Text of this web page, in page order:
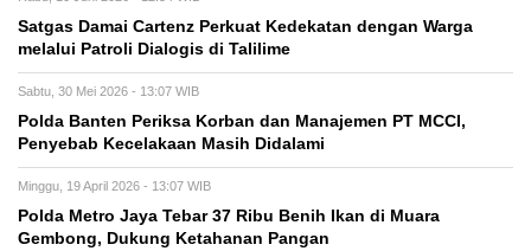
Satgas Damai Cartenz Perkuat Kedekatan dengan Warga
melalui Patroli Dialogis di Talilime
Sabtu, 30 Mei 2026 - 13:07 WIB
Polda Banten Periksa Korban dan Manajemen PT MCCI,
Penyebab Kecelakaan Masih Didalami
Minggu, 19 April 2026 - 13:07 WIB
Polda Metro Jaya Tebar 37 Ribu Benih Ikan di Muara
Gembong, Dukung Ketahanan Pangan